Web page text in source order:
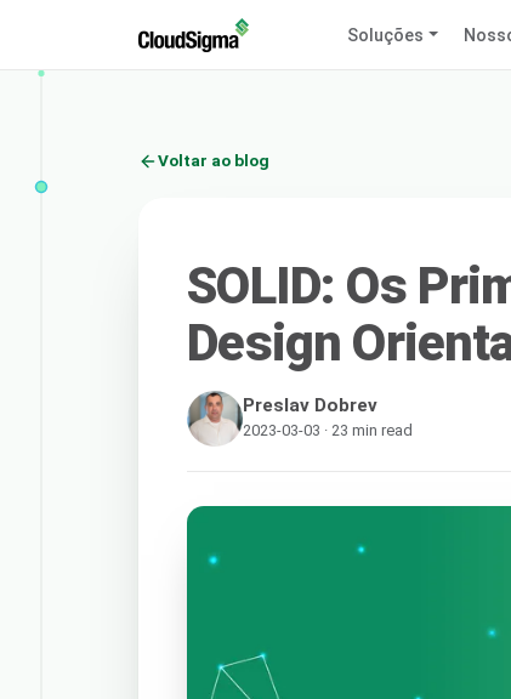
Soluções
Voltar ao blog
SOLID: Os
Design
Preslav Dobrev
2023-03-03 · 23 min read